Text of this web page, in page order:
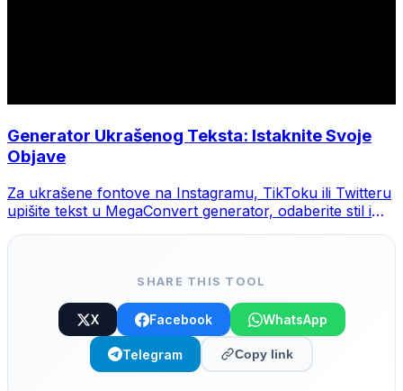
Generator Ukrašenog Teksta: Istaknite Svoje
Objave
Za ukrašene fontove na Instagramu, TikToku ili Twitteru
upišite tekst u MegaConvert generator, odaberite stil i
SHARE THIS TOOL
X Facebook WhatsApp
Telegram Copy link